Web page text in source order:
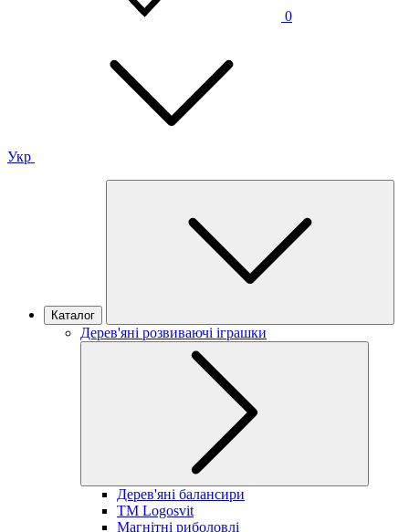
0
Укр
Каталог
Дерев'яні розвиваючі іграшки
Дерев'яні балансири
TM Logosvit
Магнітні риболовлі